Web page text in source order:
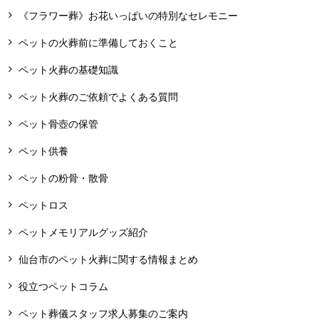
《フラワー葬》お花いっぱいの特別なセレモニー
ペットの火葬前に準備しておくこと
ペット火葬の基礎知識
ペット火葬のご依頼でよくある質問
ペット骨壺の保管
ペット供養
ペットの粉骨・散骨
ペットロス
ペットメモリアルグッズ紹介
仙台市のペット火葬に関する情報まとめ
役立つペットコラム
ペット葬儀スタッフ求人募集のご案内